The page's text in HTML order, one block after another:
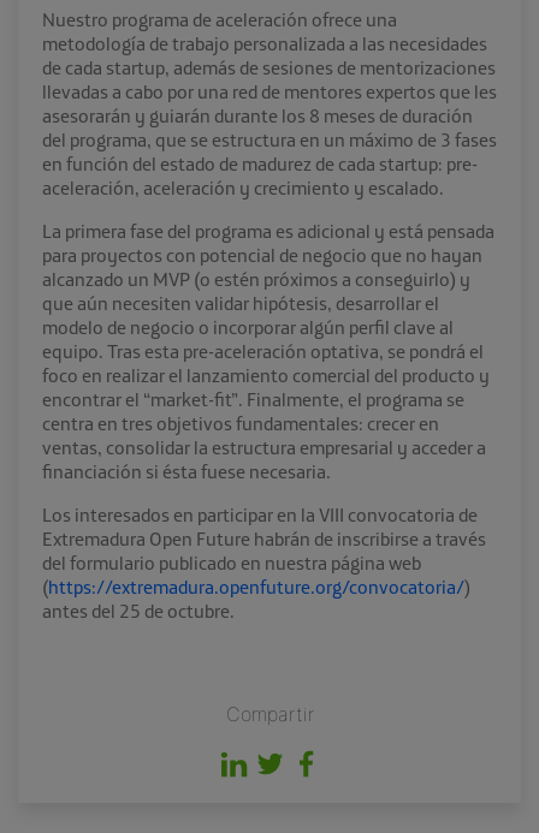
Nuestro programa de aceleración ofrece una
metodología de trabajo personalizada a las necesidades
de cada startup, además de sesiones de mentorizaciones
llevadas a cabo por una red de mentores expertos que les
asesorarán y guiarán durante los 8 meses de duración
del programa, que se estructura en un máximo de 3 fases
en función del estado de madurez de cada startup: pre-
aceleración, aceleración y crecimiento y escalado.
La primera fase del programa es adicional y está pensada
para proyectos con potencial de negocio que no hayan
alcanzado un MVP (o estén próximos a conseguirlo) y
que aún necesiten validar hipótesis, desarrollar el
modelo de negocio o incorporar algún perfil clave al
equipo. Tras esta pre-aceleración optativa, se pondrá el
foco en realizar el lanzamiento comercial del producto y
encontrar el “market-fit”. Finalmente, el programa se
centra en tres objetivos fundamentales: crecer en
ventas, consolidar la estructura empresarial y acceder a
financiación si ésta fuese necesaria.
Los interesados en participar en la VIII convocatoria de
Extremadura Open Future habrán de inscribirse a través
del formulario publicado en nuestra página web
(https://extremadura.openfuture.org/convocatoria/)
antes del 25 de octubre.
Compartir